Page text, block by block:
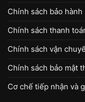
Chính sách bảo hành
Chính sách thanh
Chính sách vận
Chính sách bảo mật
Cơ chế tiếp nhận và